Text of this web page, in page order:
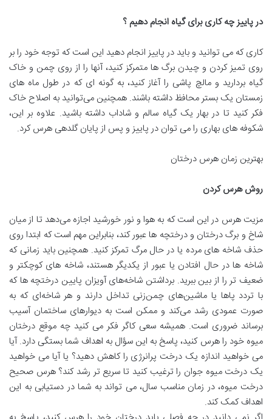
در پاییز چه کاری برای گیاه انجام دهیم ؟
کاری که می توانید و باید در پاییز انجام دهید این است که توجه خود را بر
روی تمیز کردن و چیدن برگ ها متمرکز کنید، آنها را از روی چمن و خاک
گیاه بردارید و مالچ پاشی را آغاز کنید، به گونه ای که در طول ماه های
زمستان یک بستر محافظ داشته باشند. همچنین می‌توانید به اصلاح خاک
فکر کنید تا در بهار یک گیاه سالم و شاداب داشته باشید. علاوه بر این،
شکوفه های بهاری را می توان در پاییز و پس از پایان گلدهی هرس کرد.
بهترین زمان هرس درختان
روش هرس کردن
مزیت هرس در این است که به هوا و نور خورشید اجازه می‌دهد تا از میان
شاخ و برگ درختان و درختچه ها عبور کند، بنابراین مهم است که ابتدا روی
حذف شاخه های مرده یا در حال مرگ تمرکز کنید. همچنین باید زمانی که
شاخه ها در حال افتادن یا عبور از یکدیگر هستند، شاخه های کوچکتر و
ضعیف تر را از بین ببرید. برداشتن شاخه‌های آویزان پایین درختچه ها که
با تردد پاها یا ماشین‌های چمن‌زنی تداخل دارند و هر شاخه‌ای که به
صورت عمودی رشد می‌کند و ممکن است به دیوارهای ساختمان آسیب
برساند ضروری است. همیشه سعی کاگر فکر می کنید چه موقع درختان
میوه خود را هرس کنید، پاسخ به این سؤال به اهداف شما بستگی دارد. آیا
می خواهید اندازه یک درخت پرانرژی را کاهش دهید؟ یا آیا می خواهید
یک درخت میوه جوان را ترغیب کنید تا سریع تر رشد کند؟ هرس صحیح
درخت میوه، در زمان مناسب سال، می تواند به شما در دستیابی به این
اهداف کمک کند.